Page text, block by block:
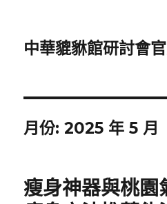
中華貔貅館研討會
月份:2025 年 5 月
瘦身神器與桃園